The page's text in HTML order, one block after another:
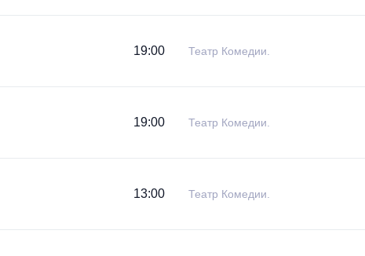
19:00 Театр Комедии.
19:00 Театр Комедии.
13:00 Театр Комедии.